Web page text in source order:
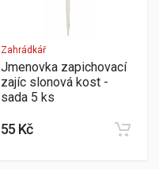
Zahrádkář
Jmenovka zapichovací
zajíc slonová kost -
sada 5 ks
55 Kč